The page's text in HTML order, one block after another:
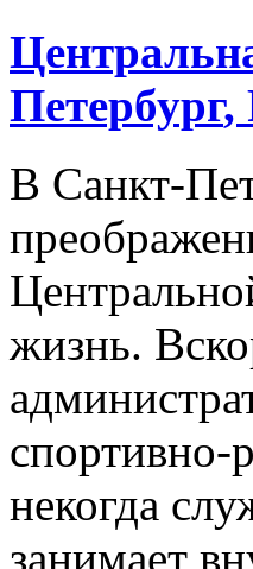
Петербург,
В
жизнь.
некогда
занимает